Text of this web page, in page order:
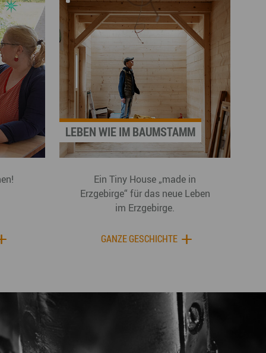
LEBEN WIE IM BAUMSTAMM
Ein Tiny House „made in
Erzgebirge“ für das neue Leben
im Erzgebirge.
GANZE GESCHICHTE